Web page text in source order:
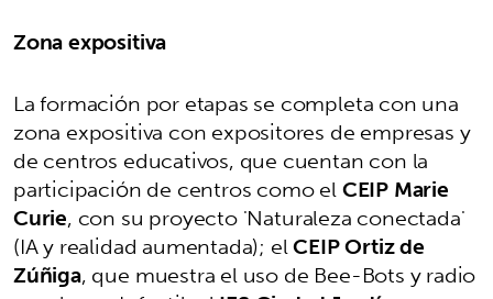
Zona expositiva
La formación por etapas se completa con una
zona expositiva con expositores de empresas y
de centros educativos, que cuentan con la
participación de centros como elCEIP Marie
Curie, con su proyecto 'Naturaleza conectada'
(IA y realidad aumentada); elCEIP Ortiz de
Zúñiga, que muestra el uso de Bee-Bots y radio